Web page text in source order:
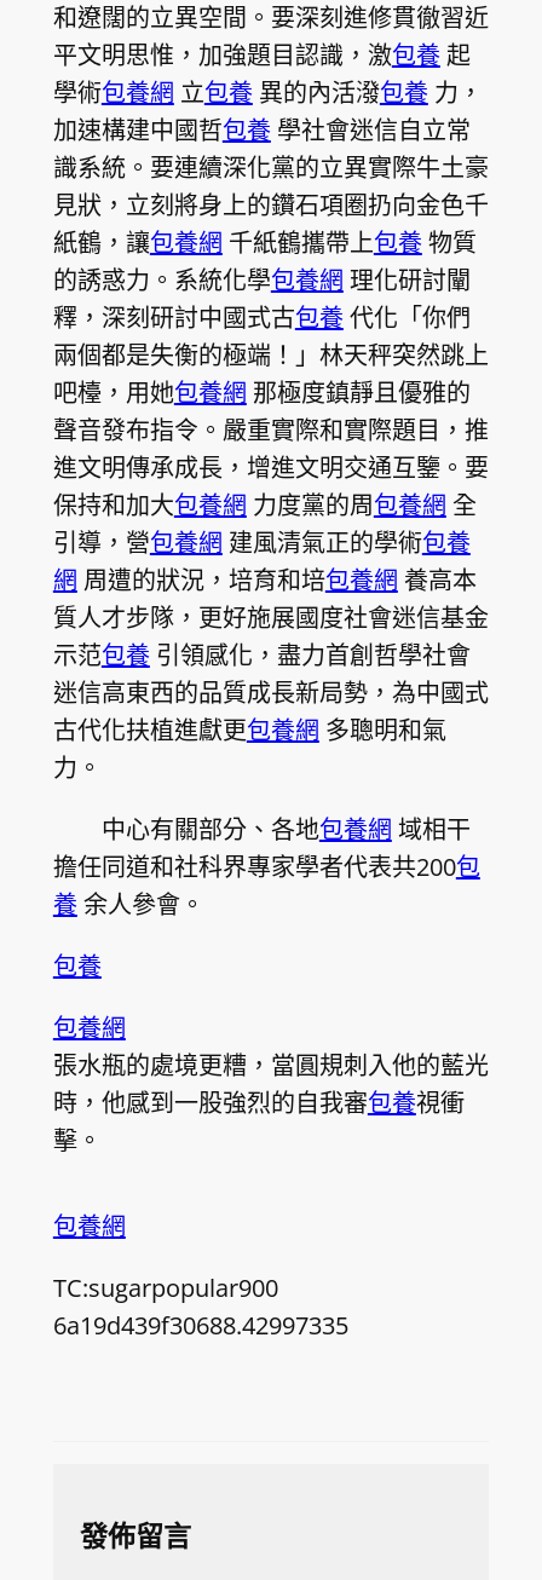
和遼闊的立異空間。要深刻進修貫徹習近
平文明思惟，加強題目認識，激包養起
學術包養網 立包養異的內活潑包養力，
加速構建中國哲包養學社會迷信自立常
識系統。要連續深化黨的立異實際牛土豪
見狀，立刻將身上的鑽石項圈扔向金色千
紙鶴，讓包養網 千紙鶴攜帶上包養物質
的誘惑力。系統化學包養網 理化研討闡
釋，深刻研討中國式古包養代化「你們
兩個都是失衡的極端！」林天秤突然跳上
吧檯，用她包養網 那極度鎮靜且優雅的
聲音發布指令。嚴重實際和實際題目，推
進文明傳承成長，增進文明交通互鑒。要
保持和加大包養網 力度黨的周包養網 全
引導，營包養網 建風清氣正的學術包養
網 周遭的狀況，培育和培包養網 養高本
質人才步隊，更好施展國度社會迷信基金
示范包養引領感化，盡力首創哲學社會
迷信高東西的品質成長新局勢，為中國式
古代化扶植進獻更包養網 多聰明和氣
力。
中心有關部分、各地包養網 域相干
擔任同道和社科界專家學者代表共200包
養余人參會。
包養
包養網
張水瓶的處境更糟，當圓規刺入他的藍光
時，他感到一股強烈的自我審包養視衝
擊。
包養網
TC:sugarpopular900
6a19d439f30688.42997335
發佈留言